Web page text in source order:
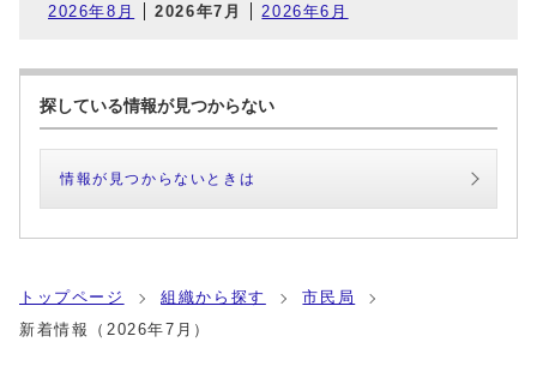
2026年8月 2026年7月 2026年6月
探している情報が見つからない
情報が見つからないときは
トップページ 組織から探す
市民局
新着情報（2026年7月）